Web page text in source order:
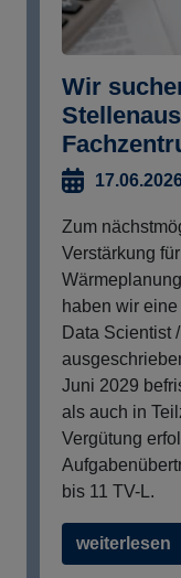
Wir
Zum
Verstärkung
haben wir
Data Scientist
Juni 2029
als auch in
Vergütung
bis 11 TV-L.
weiterlesen